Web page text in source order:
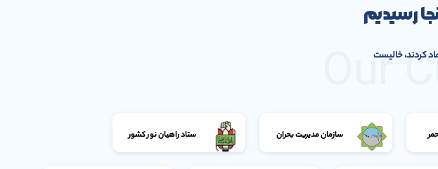
رسیدیم
کردند، خالیست
Our
سازمان مدیریت بحران ستاد راهیان نور کشور